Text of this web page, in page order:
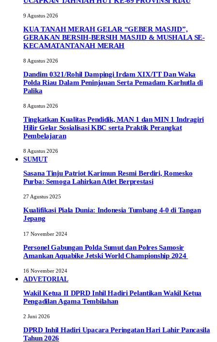
9 Agustus 2026
KUA TANAH MERAH GELAR “GEBER MASJID”,
GERAKAN BERSIH-BERSIH MASJID & MUSHALA SE-
KECAMATANTANAH MERAH
8 Agustus 2026
Dandim 0321/Rohil Dampingi Irdam XIX/TT Dan Waka
Polda Riau Dalam Peninjauan Serta Pemadam Karhutla di
Palika
8 Agustus 2026
Tingkatkan Kualitas Pendidik, MAN 1 dan MIN 1 Indragiri
Hilir Gelar Sosialisasi KBC serta Praktik Perangkat
Pembelajaran
8 Agustus 2026
SUMUT
Sasana Tinju Patriot Karimun Resmi Berdiri, Romesko
Purba: Semoga Lahirkan Atlet Berprestasi
27 Agustus 2025
Kualifikasi Piala Dunia: Indonesia Tumbang 4-0 di Tangan
Jepang
17 November 2024
Personel Gabungan Polda Sumut dan Polres Samosir
Amankan Aquabike Jetski World Championship 2024
16 November 2024
ADVETORIAL
Wakil Ketua II DPRD Inhil Hadiri Pelantikan Wakil Ketua
Pengadilan Agama Tembilahan
2 Juni 2026
DPRD Inhil Hadiri Upacara Peringatan Hari Lahir Pancasila
Tahun 2026